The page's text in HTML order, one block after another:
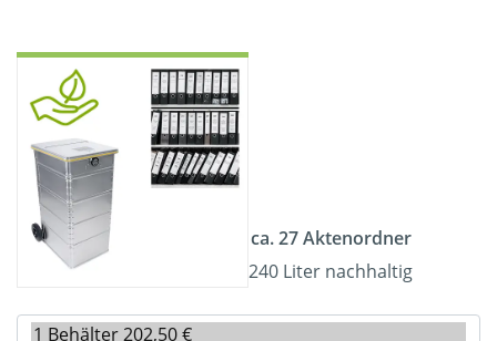
ca. 27 Aktenordner
240 Liter nachhaltig